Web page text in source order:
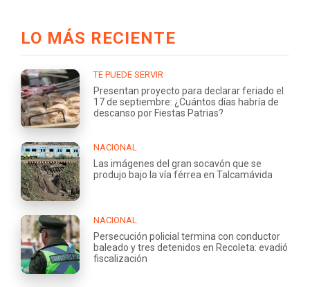
LO MÁS RECIENTE
TE PUEDE SERVIR
Presentan proyecto para declarar feriado el
17 de septiembre: ¿Cuántos días habría de
descanso por Fiestas Patrias?
NACIONAL
Las imágenes del gran socavón que se
produjo bajo la vía férrea en Talcamávida
NACIONAL
Persecución policial termina con conductor
baleado y tres detenidos en Recoleta: evadió
fiscalización